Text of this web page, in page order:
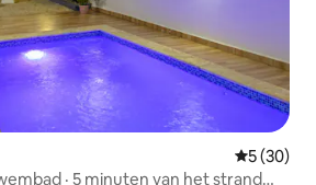
5 (30)
· 5 minuten van het strand